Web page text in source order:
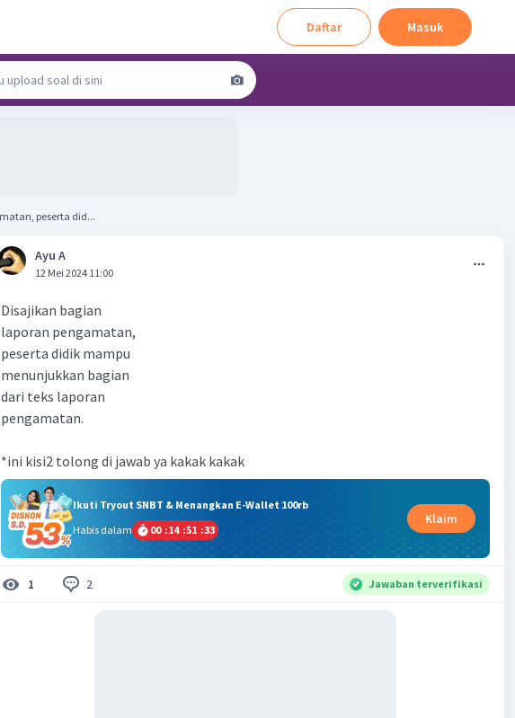
Daftar Masuk
Disajikan bagian laporan pengamatan, peserta did...
Ayu A
12 Mei 2024 11:00
Disajikan bagian
laporan pengamatan,
peserta didik mampu
menunjukkan bagian
dari teks laporan
pengamatan.
*ini kisi2 tolong di jawab ya kakak kakak
Ikuti Tryout SNBT & Menangkan E-Wallet 100rb
Habis dalam
00 :14 :51 :33
Klaim
1 2 Jawaban terverifikasi